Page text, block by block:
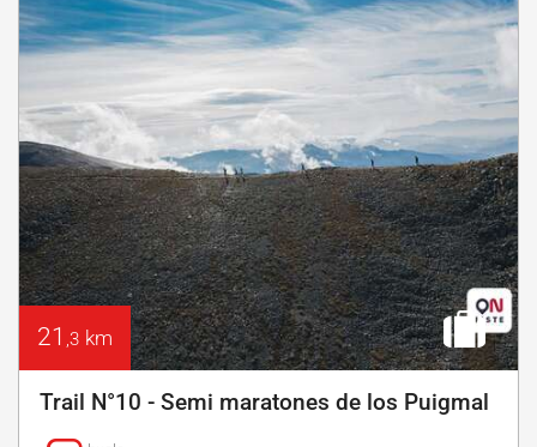
21 ,3 km
Trail N°10 - Semi maratones de los Puigmal